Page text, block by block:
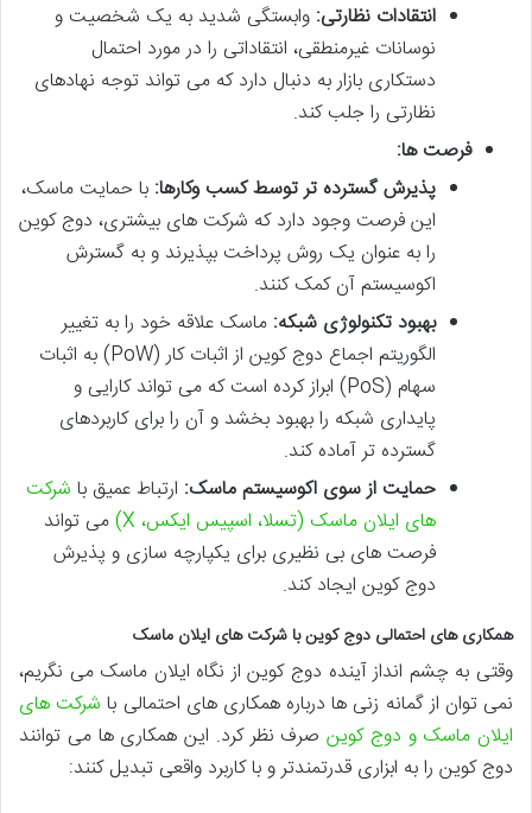
انتقادات نظارتی: وابستگی شدید به یک شخصیت و
نوسانات غیرمنطقی، انتقاداتی را در مورد احتمال
دستکاری بازار به دنبال دارد که می تواند توجه نهادهای
نظارتی را جلب کند.
فرصت ها:
پذیرش گسترده تر توسط کسب وکارها: با حمایت ماسک،
این فرصت وجود دارد که شرکت های بیشتری، دوج کوین
را به عنوان یک روش پرداخت بپذیرند و به گسترش
اکوسیستم آن کمک کنند.
بهبود تکنولوژی شبکه: ماسک علاقه خود را به تغییر
الگوریتم اجماع دوج کوین از اثبات کار (PoW) به اثبات
سهام (PoS) ابراز کرده است که می تواند کارایی و
پایداری شبکه را بهبود بخشد و آن را برای کاربردهای
گسترده تر آماده کند.
حمایت از سوی اکوسیستم ماسک: ارتباط عمیق با شرکت
های ایلان ماسک (تسلا، اسپیس ایکس، X)
می تواند
فرصت های بی نظیری برای یکپارچه سازی و پذیرش
دوج کوین ایجاد کند.
همکاری های احتمالی دوج کوین با شرکت های ایلان ماسک
وقتی به چشم انداز آینده دوج کوین از نگاه ایلان ماسک می نگریم،
نمی توان از گمانه زنی ها درباره همکاری های احتمالی با شرکت های
ایلان ماسک و دوج کوین صرف نظر کرد. این همکاری ها می توانند
دوج کوین را به ابزاری قدرتمندتر و با کاربرد واقعی تبدیل کنند: